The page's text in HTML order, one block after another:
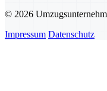
© 2026
Impressum Datenschutz